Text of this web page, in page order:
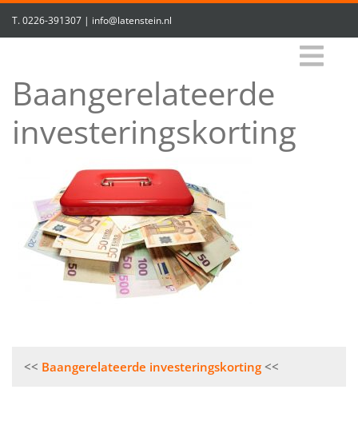
T.0226-391307 | info@latenstein.nl
Baangerelateerde
investeringskorting
Bericht
Baangerelateerde investeringskorting